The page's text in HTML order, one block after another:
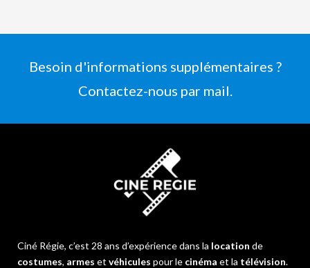
Besoin d'informations supplémentaires ?
Contactez-nous par mail.
Ciné Régie, c’est 28 ans d’expérience dans la location de
costumes, armes et véhicules pour le cinéma et la télévision.